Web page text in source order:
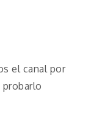
el canal por
probarlo